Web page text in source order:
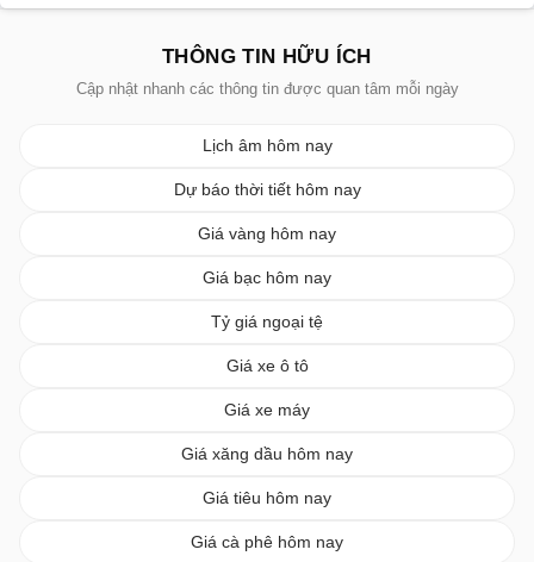
THÔNG TIN HỮU ÍCH
Cập nhật nhanh các thông tin được quan tâm mỗi ngày
Lịch âm hôm nay
Dự báo thời tiết hôm nay
Giá vàng hôm nay
Giá bạc hôm nay
Tỷ giá ngoại tệ
Giá xe ô tô
Giá xe máy
Giá xăng dầu hôm nay
Giá tiêu hôm nay
Giá cà phê hôm nay